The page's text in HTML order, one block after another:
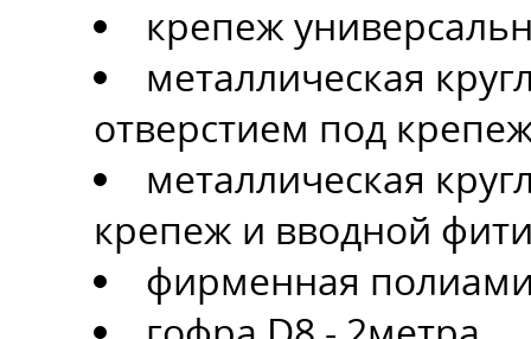
крепеж
металлическая
отверстием под
металлическая
крепеж и вводной
фирменная